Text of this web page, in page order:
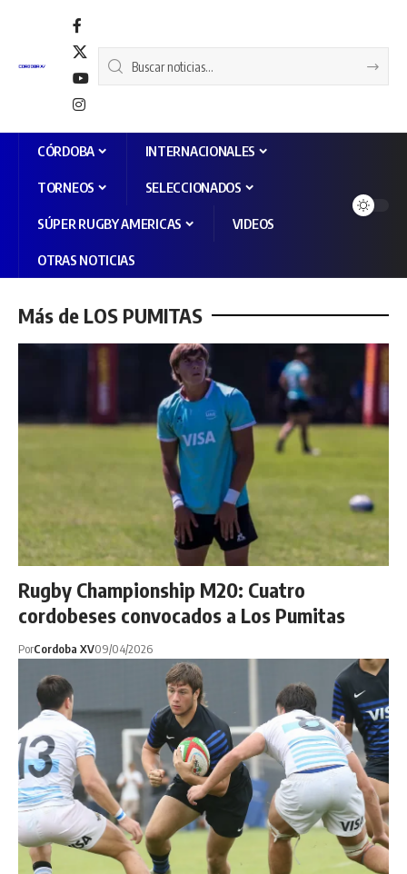
CÓRDOBA INTERNACIONALES
TORNEOS SELECCIONADOS
SÚPER RUGBY AMERICAS VIDEOS
OTRAS NOTICIAS
Más de LOS PUMITAS
Rugby Championship M20: Cuatro
cordobeses convocados a Los Pumitas
PorCordoba XV09/04/2026